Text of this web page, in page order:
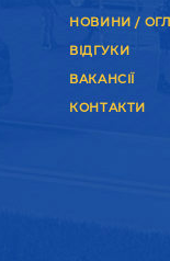
НОВИНИ /
ВІДГУКИ
ВАКАНСІЇ
КОНТАКТИ